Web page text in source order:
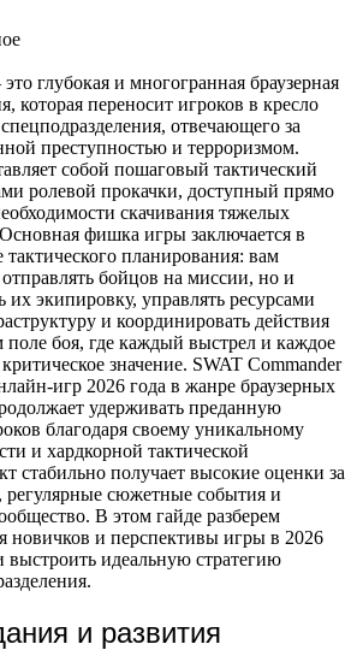
глубокая и многогранная браузерная
которая переносит игроков в кресло
отвечающего за
преступностью и терроризмом.
собой пошаговый тактический
ролевой прокачки, доступный прямо
скачивания тяжелых
фишка игры заключается в
тактического планирования: вам
бойцов на миссии, но и
их экипировку, управлять ресурсами
и координировать действия
поле боя, где каждый выстрел и каждое
значение. SWAT Commander
игр 2026 года в жанре браузерных
удерживать преданную
благодаря своему уникальному
и хардкорной тактической
стабильно получает высокие оценки за
регулярные сюжетные события и
В этом гайде разберем
новичков и перспективы игры в 2026
выстроить идеальную стратегию
и развития